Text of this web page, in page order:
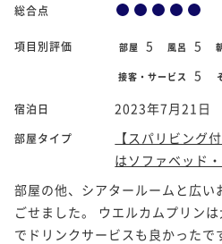
総合点
項目別評価 部屋 5 風呂 5
接客・サービス 5
宿泊日 2023年7月21日
部屋タイプ
【スパリビング
はソファベッド
部屋の他、シアタールームと広い
ごせました。 ウエルカムプリン
でドリンクサービスも良かった